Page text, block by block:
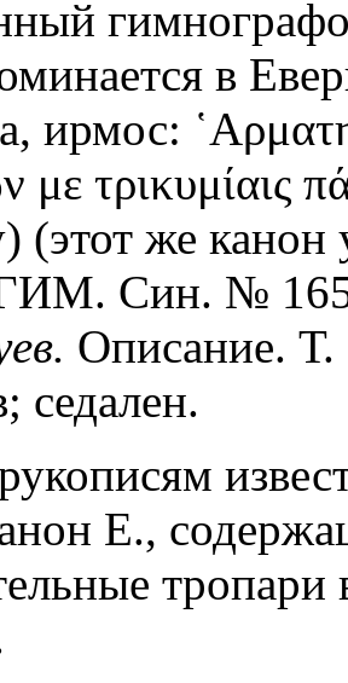
в
ирмос:
με τρικυμίαις
(этот же канон
Син. №
Описание.
седален.
Е.,